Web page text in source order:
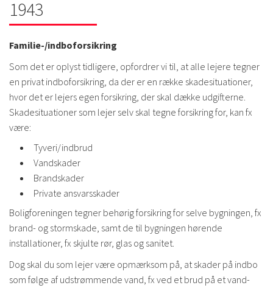
1943
Familie-/indboforsikring
Som det er oplyst tidligere, opfordrer vi til, at alle lejere tegner
en privat indboforsikring, da der er en række skadesituationer,
hvor det er lejers egen forsikring, der skal dække udgifterne.
Skadesituationer som lejer selv skal tegne forsikring for, kan fx
være:
Tyveri/indbrud
Vandskader
Brandskader
Private ansvarsskader
Boligforeningen tegner behørig forsikring for selve bygningen, fx
brand- og stormskade, samt de til bygningen hørende
installationer, fx skjulte rør, glas og sanitet.
Dog skal du som lejer være opmærksom på, at skader på indbo
som følge af udstrømmende vand, fx ved et brud på et vand-